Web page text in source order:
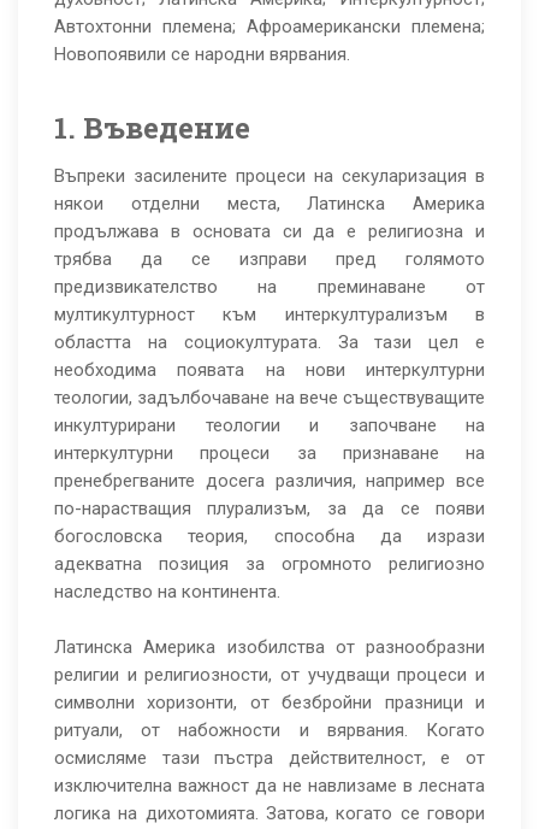
Автохтонни племена; Афроамерикански племена;
Новопоявили се народни вярвания.
1. Въведение
Въпреки засилените процеси на секуларизация в
някои отделни места, Латинска Америка
продължава в основата си да е религиозна и
трябва да се изправи пред голямото
предизвикателство на преминаване от
мултикултурност към интеркултурализъм в
областта на социокултурата. За тази цел е
необходима появата на нови интеркултурни
теологии, задълбочаване на вече съществуващите
инкултурирани теологии и започване на
интеркултурни процеси за признаване на
пренебрегваните досега различия, например все
по-нарастващия плурализъм, за да се появи
богословска теория, способна да изрази
адекватна позиция за огромното религиозно
наследство на континента.
Латинска Америка изобилства от разнообразни
религии и религиозности, от учудващи процеси и
символни хоризонти, от безбройни празници и
ритуали, от набожности и вярвания. Когато
осмисляме тази пъстра действителност, е от
изключителна важност да не навлизаме в лесната
логика на дихотомията. Затова, когато се говори